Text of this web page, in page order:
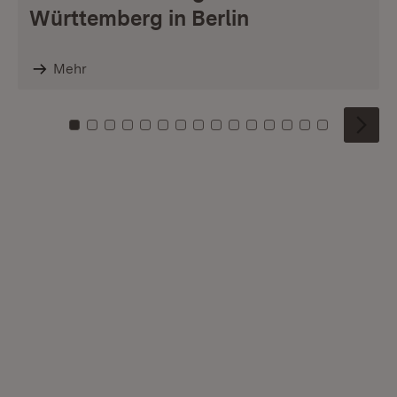
Württemberg in Berlin
Mehr
Zu Kachel: 0
Zu Kachel: 1
Zu Kachel: 2
Zu Kachel: 3
Zu Kachel: 4
Zu Kachel: 5
Zu Kachel: 6
Zu Kachel: 7
Zu Kachel: 8
Zu Kachel: 9
Zu Kachel: 10
Zu Kachel: 11
Zu Kachel: 12
Zu Kachel:
Zu